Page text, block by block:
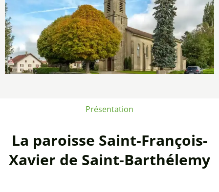
Présentation
La paroisse Saint-François-
Xavier de Saint-Barthélemy